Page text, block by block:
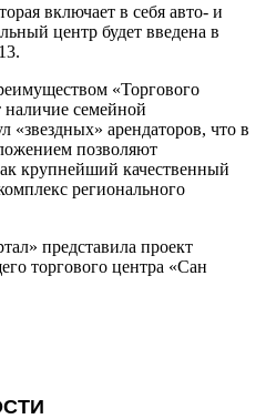
включает в себя авто- и
центр будет введена в
«Торгового
наличие семейной
«звездных» арендаторов, что в
позволяют
крупнейший качественный
регионального
представила проект
торгового центра «Сан